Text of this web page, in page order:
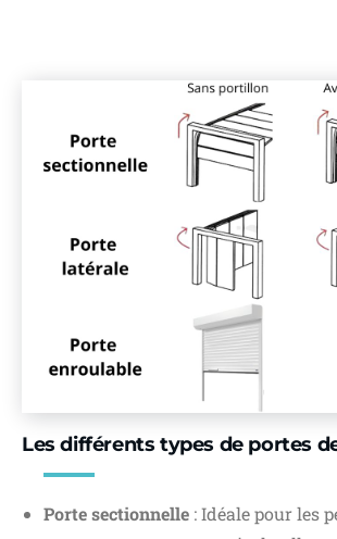
Les différents types de portes
Porte sectionnelle : Idéale pour les